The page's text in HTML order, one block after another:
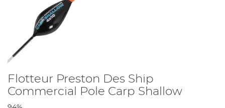
Flotteur Preston Des Ship
Commercial Pole Carp Shallow